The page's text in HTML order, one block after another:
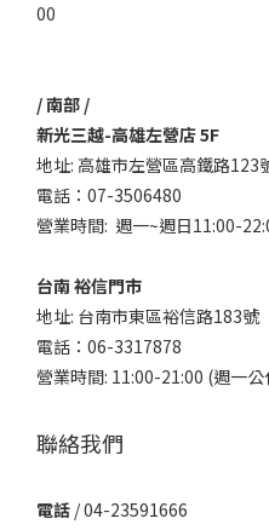
00
/ 南部 /
新光三越-高雄左營店 5F
地址: 高雄市左營區高鐵路123
電話：07-3506480
營業時間: 週一~週日11:00-
台南 裕信門市
地址: 台南市東區裕信路183號
電話：06-3317878
營業時間: 11:00-21:00 (週一公
聯絡我們
電話 / 04-23591666